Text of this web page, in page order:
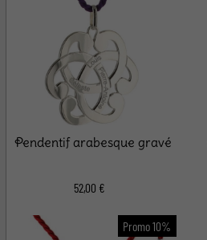
Pendentif arabesque gravé
52,00 €